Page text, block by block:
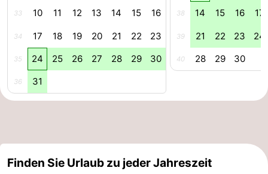
Route
Parken
Reisebuchshop
Medizin
33 10 11 12 13 14 15 16
34 17 18 19 20 21 22 23
35 24 25 26 27 28 29 30
36 31
38 14 15 16 17
39 21 22 23 24
40 28 29 30
Finden Sie Urlaub zu jeder Jahreszeit